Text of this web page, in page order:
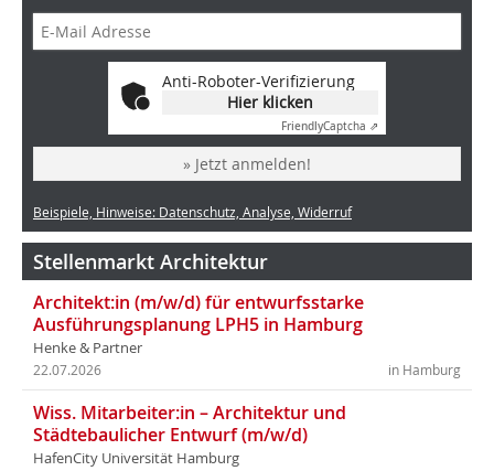
Anti-Roboter-Verifizierung
Hier klicken
FriendlyCaptcha ⇗
» Jetzt anmelden!
Beispiele, Hinweise: Datenschutz, Analyse, Widerruf
Stellenmarkt Architektur
Architekt:in (m/w/d) für entwurfsstarke
Ausführungsplanung LPH5 in Hamburg
Henke & Partner
in Hamburg
22.07.2026
Wiss. Mitarbeiter:in – Architektur und
Städtebaulicher Entwurf (m/w/d)
HafenCity Universität Hamburg